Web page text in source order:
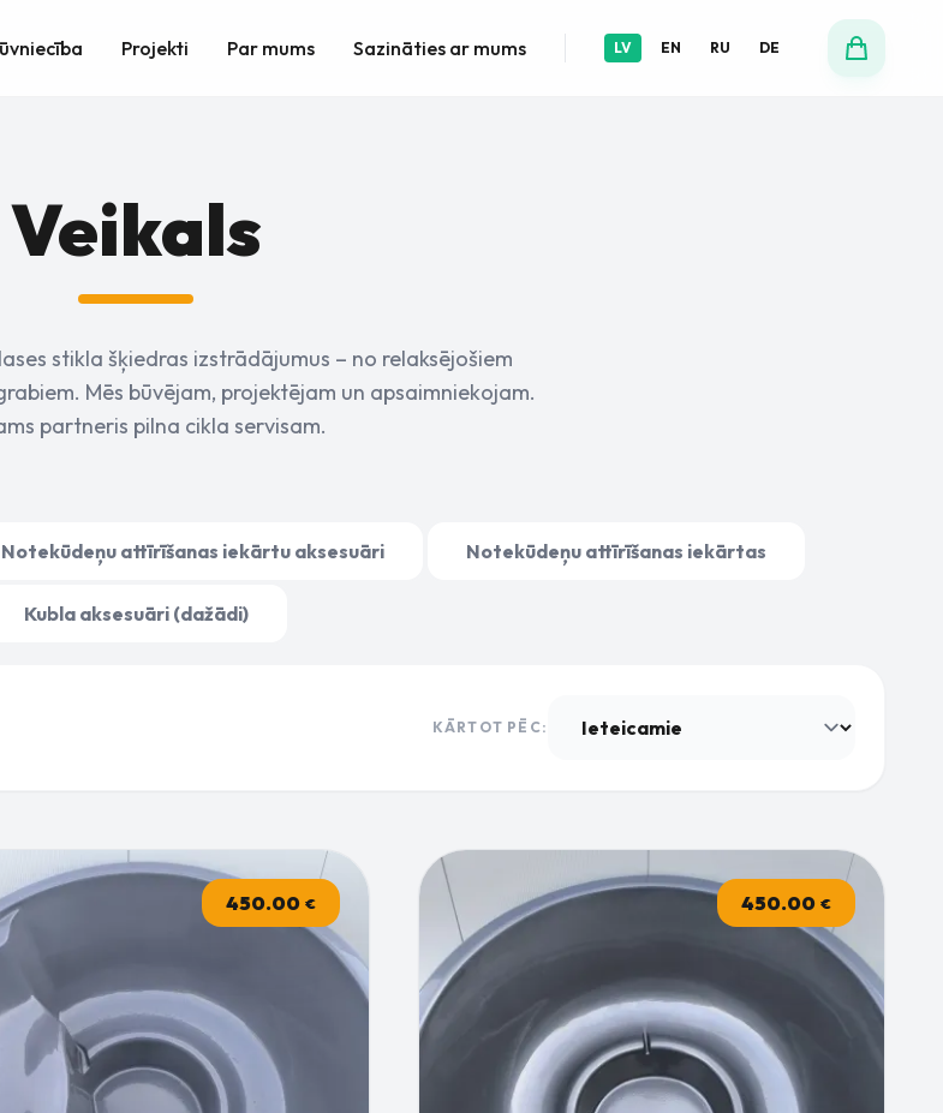
Projekti Par mums Sazināties ar mums LV EN RU DE
Veikals
stikla šķiedras izstrādājumus – no relaksējošiem
Mēs būvējam, projektējam un apsaimniekojam.
partneris pilna cikla servisam.
Notekūdeņu attīrīšanas iekārtu aksesuāri Notekūdeņu attīrīšanas iekārtas
Kubla aksesuāri (dažādi)
KĀRTOT PĒC:
450.00 € 450.00 €